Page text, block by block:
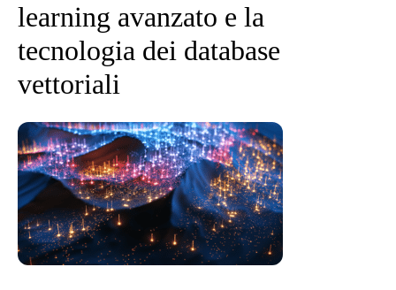
learning avanzato e la
tecnologia dei database
vettoriali